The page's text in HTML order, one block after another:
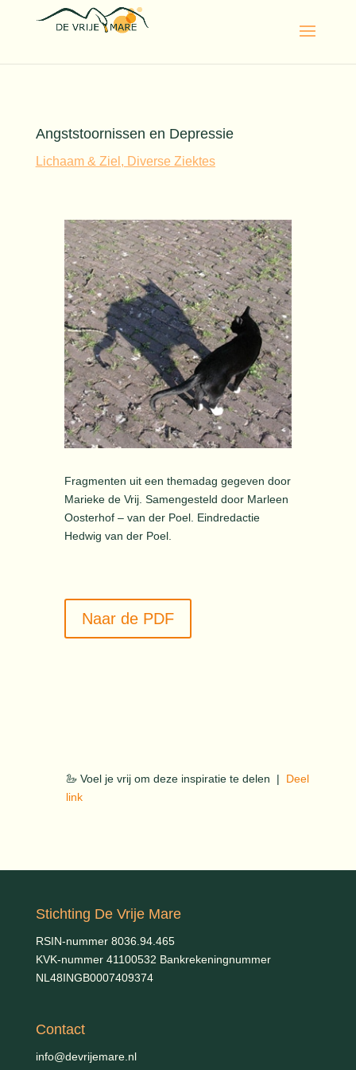
Angststoornissen en Depressie
Lichaam & Ziel, Diverse Ziektes
Fragmenten uit een themadag gegeven door
Marieke de Vrij. Samengesteld door Marleen
Oosterhof – van der Poel. Eindredactie
Hedwig van der Poel.
Naar de PDF
🦢 Voel je vrij om deze inspiratie te delen |
Deel
link
Stichting De Vrije Mare
RSIN-nummer 8036.94.465
KVK-nummer 41100532 Bankrekeningnummer
NL48INGB0007409374
Contact
info@devrijemare.nl